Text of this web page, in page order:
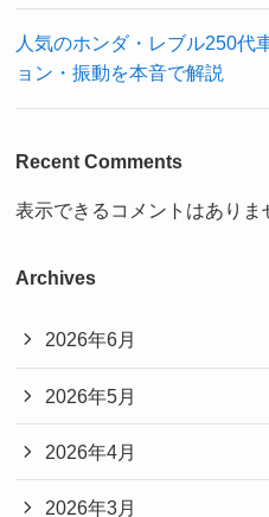
人気のホンダ・レブル250代
ョン・振動を本音で解説
Recent Comments
表示できるコメントはありま
Archives
2026年6月
2026年5月
2026年4月
2026年3月